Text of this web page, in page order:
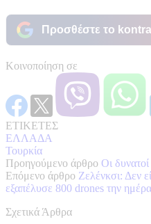
Προσθέστε το
Κοινοποίηση σε
ΕΤΙΚΕΤΕΣ
ΕΛΛΑΔΑ
Τουρκία
Προηγούμενο άρθρο Οι
Επόμενο άρθρο Ζελένκσι: Δεν
εξαπέλυσε 800 drones την
Σχετικά Άρθρα